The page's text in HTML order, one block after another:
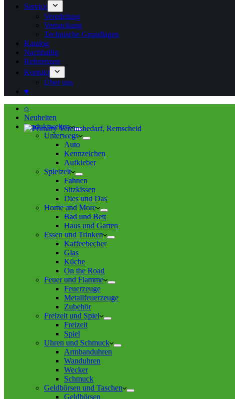
Service
Veredelung
Verpackung
Technische Grundlagen
Katalog
Nachhaltig
Referenzen
Kontakt
Über uns
♥
⌂
Neuheiten
Produktwelten
Unterwegs
Auto
Kennzeichen
Aufkleber
Spielzeit
Fahnen
Sitzkissen
Dies und Das
Home and More
Bad und Bett
Haus und Garten
Essen und Trinken
Kaffeebecher
Glas
Küche
On the Road
Feuer und Flamme
Feuerzeuge
Metallfeuerzeuge
Zubehör
Freizeit und Spiel
Freizeit
Spiel
Uhren und Schmuck
Armbanduhren
Wanduhren
Wecker
Schmuck
Geldbörsen und Taschen
Geldbörsen